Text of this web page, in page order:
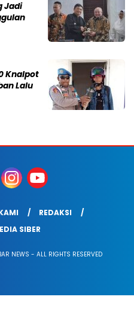
Jadi
Knalpot
Lalu
REDAKSI
SIBER
NEWS - ALL RIGHTS RESERVED